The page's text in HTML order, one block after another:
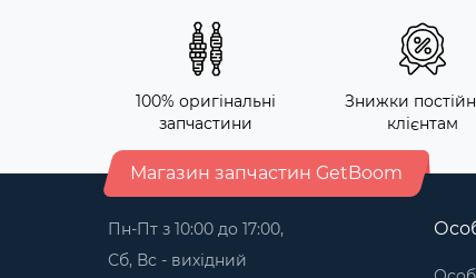
100% оригінальні
запчастини
Знижки
клієнтам
Магазин запчастин GetBoom
Пн-Пт з 10:00 до 17:00,
Сб, Вс - вихідний